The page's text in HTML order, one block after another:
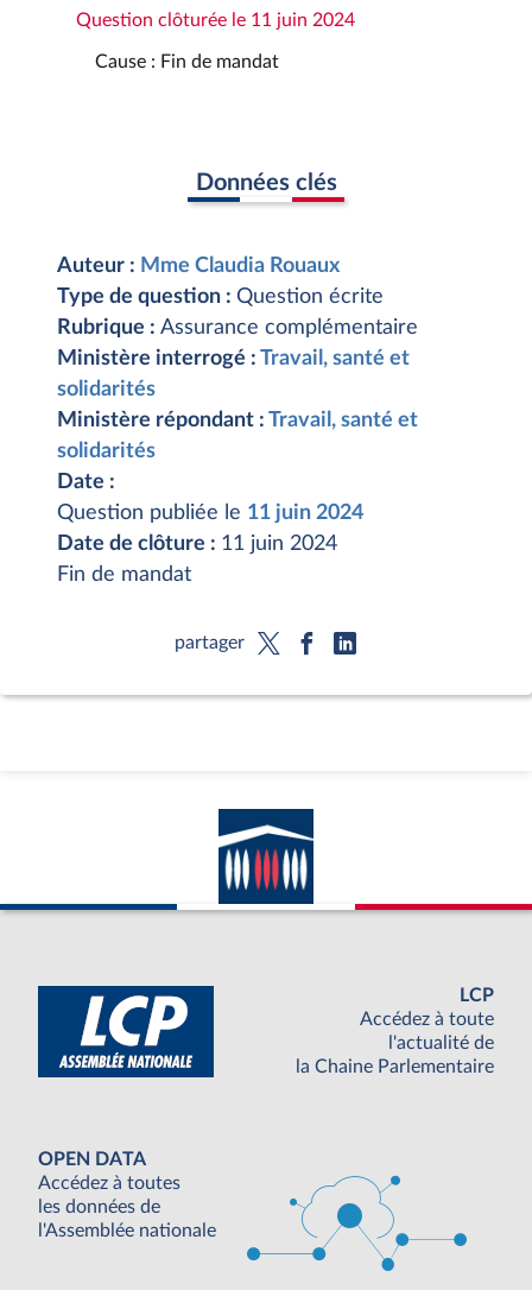
Question clôturée le 11 juin 2024
Cause : Fin de mandat
Données clés
Auteur : Mme Claudia Rouaux
Type de question : Question écrite
Rubrique : Assurance complémentaire
Ministère interrogé : Travail, santé et
solidarités
Ministère répondant : Travail, santé et
solidarités
Date :
Question publiée le 11 juin 2024
Date de clôture : 11 juin 2024
Fin de mandat
partager
LCP
Accédez à toute
l'actualité de
la Chaine Parlementaire
OPEN DATA
Accédez à toutes
les données de
l'Assemblée nationale